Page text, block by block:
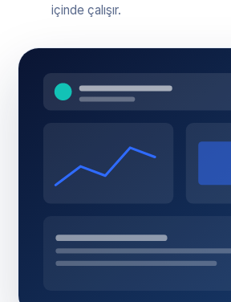
içinde çalışır.